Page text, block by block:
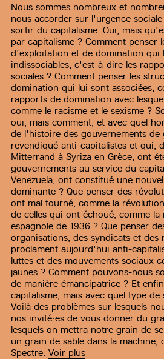
Nous sommes nombreux et
nous accorder sur l'urgence
sortir du capitalisme. Oui, mais
par capitalisme ? Comment penser
d'exploitation et de domination qui
indissociables, c'est-à-dire les
sociales ? Comment penser les
domination qui lui sont associées,
rapports de domination avec
comme le racisme et le sexisme ?
oui, mais comment, et avec quel
de l'histoire des gouvernements de
revendiqué anti-capitalistes et qui,
Mitterrand à Syriza en Grèce, ont
gouvernements au service du
Venezuela, ont constitué une
dominante ? Que penser des
ont mal tourné, comme la
de celles qui ont échoué, comme la
espagnole de 1936 ? Que penser
organisations, des syndicats et des
proclament aujourd'hui anti-
luttes et des mouvements sociaux
jaunes ? Comment pouvons-nous
de manière émancipatrice ? Et
capitalisme, mais avec quel type
Voilà des problèmes sur lesquels
nos invité·es de vous donner du
lesquels on mettra notre grain de
un grain de sable dans la machine,
Spectre.Voir plus